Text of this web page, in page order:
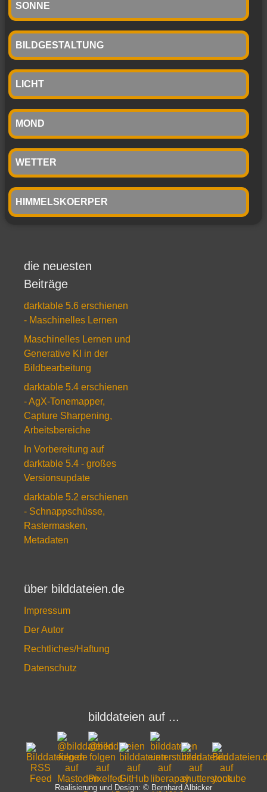
SONNE
BILDGESTALTUNG
LICHT
MOND
WETTER
HIMMELSKOERPER
die neuesten
Beiträge
darktable 5.6 erschienen
- Maschinelles Lernen
Maschinelles Lernen und
Generative KI in der
Bildbearbeitung
darktable 5.4 erschienen
- AgX-Tonemapper,
Capture Sharpening,
Arbeitsbereiche
In Vorbereitung auf
darktable 5.4 - großes
Versionsupdate
darktable 5.2 erschienen
- Schnappschüsse,
Rastermasken,
Metadaten
über bilddateien.de
Impressum
Der Autor
Rechtliches/Haftung
Datenschutz
bilddateien auf ...
Realisierung und Design: © Bernhard Albicker